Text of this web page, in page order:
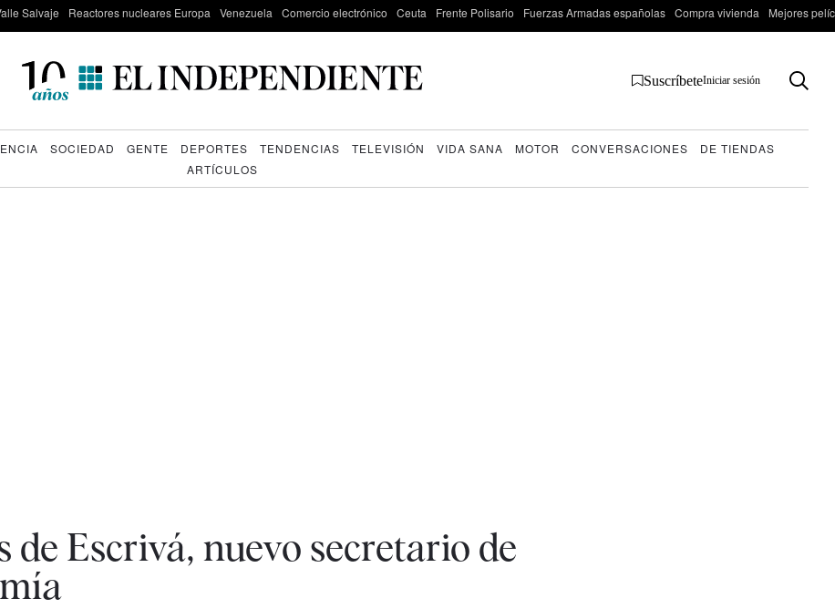
Salvaje Reactores nucleares Europa Venezuela Comercio electrónico Ceuta Frente Polisario Fuerzas Armadas españolas Compra vivienda Mejores
SuscríbeteIniciar sesión
SOCIEDAD GENTE DEPORTES TENDENCIAS TELEVISIÓN VIDA SANA MOTOR CONVERSACIONES
DE TIENDAS
ARTÍCULOS
de Escrivá, nuevo secretario de